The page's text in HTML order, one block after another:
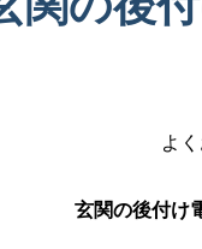
よ
玄関の後付け